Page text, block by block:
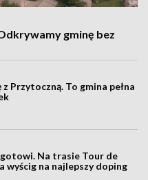
gminę bez
z Przytoczną. To gmina pełna
gotowi. Na trasie Tour de
wyścig na najlepszy doping